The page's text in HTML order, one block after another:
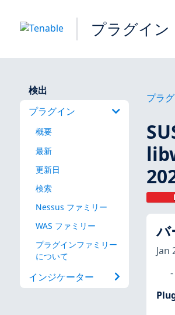
プラグイン
検出
プラグイン
概要
最新
更新日
検索
Nessus ファミリー
WAS ファミリー
プラグインファミリー
について
インジケーター
プラ
バ
Jan